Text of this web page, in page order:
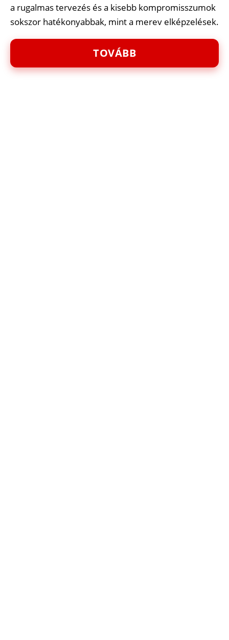
a rugalmas tervezés és a kisebb kompromisszumok
sokszor hatékonyabbak, mint a merev elképzelések.
TOVÁBB